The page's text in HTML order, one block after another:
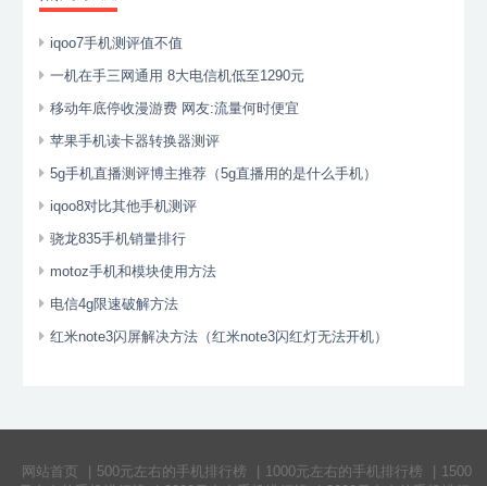
iqoo7手机测评值不值
一机在手三网通用 8大电信机低至1290元
移动年底停收漫游费 网友:流量何时便宜
苹果手机读卡器转换器测评
5g手机直播测评博主推荐（5g直播用的是什么手机）
iqoo8对比其他手机测评
骁龙835手机销量排行
motoz手机和模块使用方法
电信4g限速破解方法
红米note3闪屏解决方法（红米note3闪红灯无法开机）
网站首页 500元左右的手机排行榜 1000元左右的手机排行榜
1500